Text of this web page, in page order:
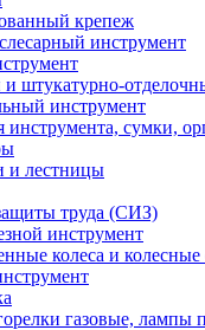
крепеж
инструмент
штукатурно-
инструмент
сумки,
и лестницы
труда (СИЗ)
инструмент
колеса и
газовые, лампы